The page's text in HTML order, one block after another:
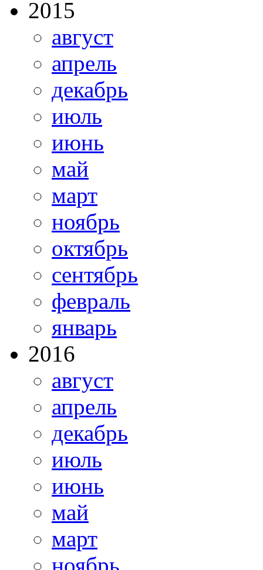
2015
август
апрель
декабрь
июль
июнь
май
март
ноябрь
октябрь
сентябрь
февраль
январь
2016
август
апрель
декабрь
июль
июнь
май
март